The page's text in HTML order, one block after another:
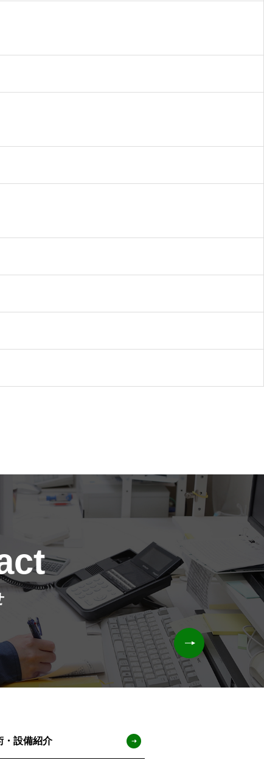
・設備紹介